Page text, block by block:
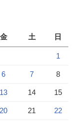
金 土 日
1
6 7 8
13 14 15
20 21 22